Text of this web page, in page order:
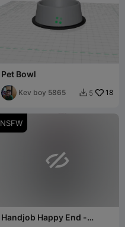
Pet Bowl
Kev boy 5865  5 18
NSFW

Handjob Happy End -